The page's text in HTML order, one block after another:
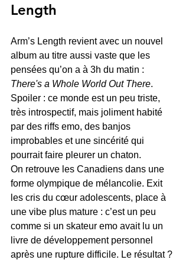
Length
Arm’s Length revient avec un nouvel
album au titre aussi vaste que les
pensées qu’on a à 3h du matin :
There's a Whole World Out There.
Spoiler : ce monde est un peu triste,
très introspectif, mais joliment habité
par des riffs emo, des banjos
improbables et une sincérité qui
pourrait faire pleurer un chaton.
On retrouve les Canadiens dans une
forme olympique de mélancolie. Exit
les cris du cœur adolescents, place à
une vibe plus mature : c’est un peu
comme si un skateur emo avait lu un
livre de développement personnel
après une rupture difficile. Le résultat ?